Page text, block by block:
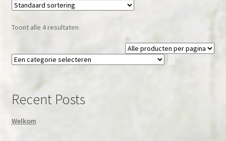
Toont alle 4 resultaten
Een
Recent Posts
Welkom